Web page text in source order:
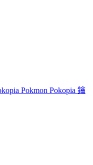
Pokmon Pokopia 鑰